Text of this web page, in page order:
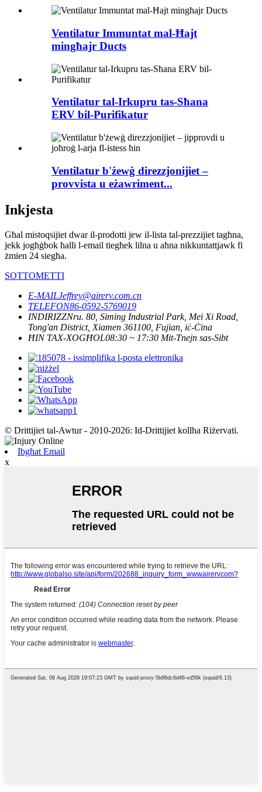
Ventilatur Immuntat mal-Ħajt
mingħajr Ducts
Ventilatur tal-Irkupru tas-Sħana
ERV bil-Purifikatur
Ventilatur b'żewġ direzzjonijiet –
provvista u eżawriment...
Inkjesta
Għal mistoqsijiet dwar il-prodotti jew il-lista tal-prezzijiet tagħna,
jekk jogħġbok ħalli l-email tiegħek lilna u aħna nikkuntattjawk fi
żmien 24 siegħa.
SOTTOMETTI
E-MAILJeffrey@airerv.com.cn
TELEFON86-0592-5769019
INDIRIZZNru. 80, Siming Industrial Park, Mei Xi Road,
Tong'an District, Xiamen 361100, Fujian, iċ-Ċina
ĦIN TAX-XOGĦOL08:30 ~ 17:30 Mit-Tnejn sas-Sibt
© Drittijiet tal-Awtur - 2010-2026: Id-Drittijiet kollha Riżervati.
Ibgħat Email
x